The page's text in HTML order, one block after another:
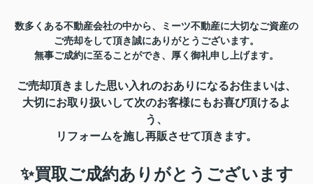
数多くある不動産会社の中から、ミーツ不動産に大切なご資産の
ご売却をして頂き誠にありがとうございます。
無事ご成約に至ることができ、厚く御礼申し上げます。
ご売却頂きました思い入れのおありになるお住まいは、
大切にお取り扱いして次のお客様にもお喜び頂けるよ
う、
リフォームを施し再販させて頂きます。
✨買取ご成約ありがとうございます